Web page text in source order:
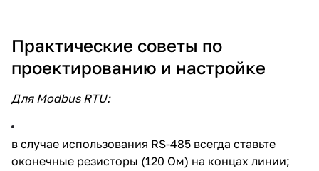
Практические советы по
проектированию и настройке
Для Modbus RTU:
в случае использования RS-485 всегда ставьте
оконечные резисторы (120 Ом) на концах линии;